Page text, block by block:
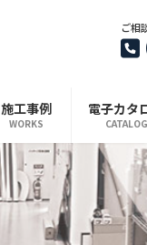
ご相
施工事例
WORKS
電子カタ
CATALOG